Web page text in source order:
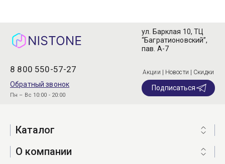
8 800 550-57-27
Обратный звонок
Пн – Вс 10:00 - 20:00
ул. Барклая 10, ТЦ
“Багратионовский”,
пав. А-7
Акции | Новости | Скидки
Подписаться
Каталог
О компании